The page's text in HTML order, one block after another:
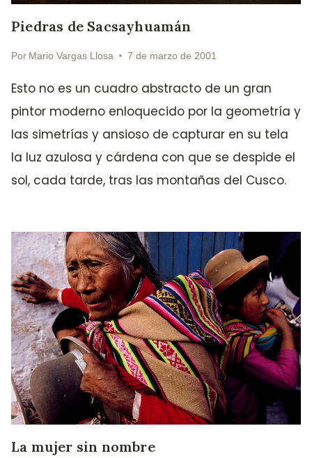
Piedras de Sacsayhuamán
Por Mario Vargas Llosa 7 de marzo de 2001
Esto no es un cuadro abstracto de un gran
pintor moderno enloquecido por la geometría y
las simetrías y ansioso de capturar en su tela
la luz azulosa y cárdena con que se despide el
sol, cada tarde, tras las montañas del Cusco.
La mujer sin nombre